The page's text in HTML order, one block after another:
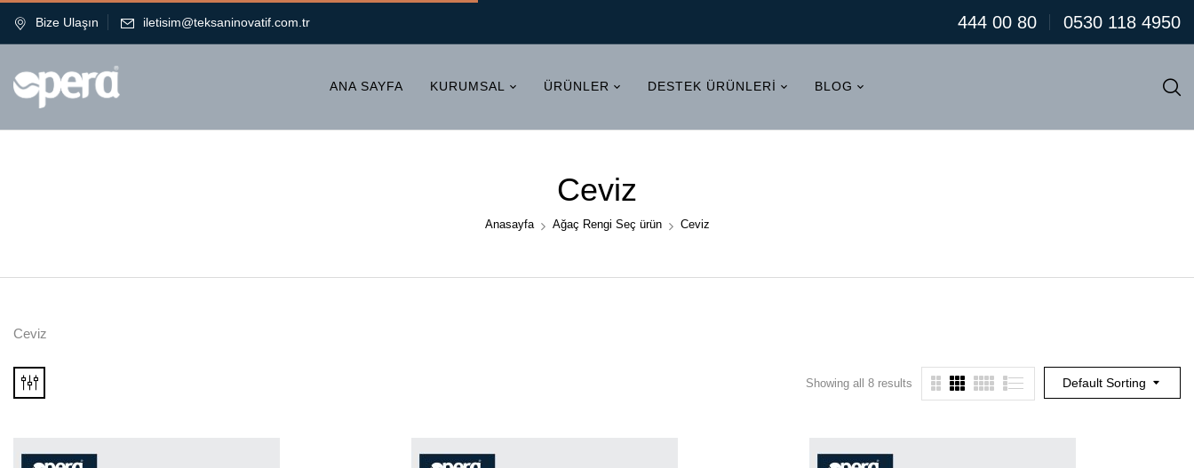
Bize Ulaşın iletisim@teksaninovatif.com.tr 444 00 80 0530 118 4950
ANA SAYFA KURUMSAL ÜRÜNLER DESTEK ÜRÜNLERI BLOG
Ceviz
Anasayfa Ağaç Rengi Seç ürün Ceviz
Ceviz
Default Sorting
Showing all 8 results